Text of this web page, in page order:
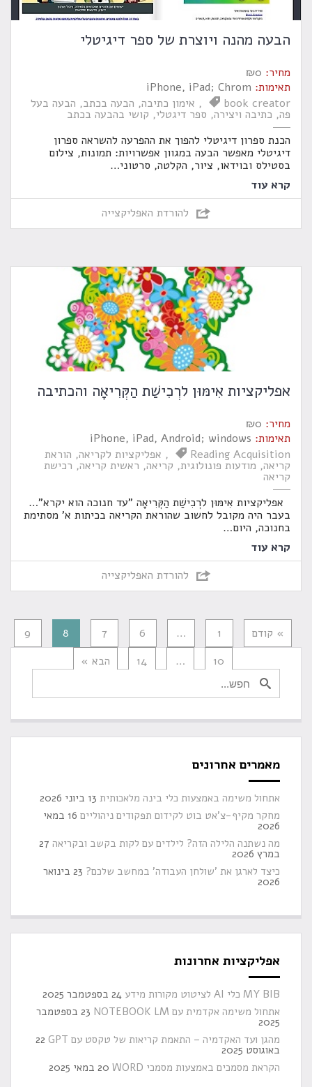
הבעה מהנה ויוצרת של ספר דיגיטלי
מחיר: ₪0
תאימות: iPhone, iPad; Chrom
book creator
אימון כתיבה הבעה בכתב הבעה בעל
פה כתיבה ויצירה ספר דיגטלי קושי בהבעה בכתב
הכנת ספרון דיגיטלי להפוך את ההפרעה להשראה ספרון
דיגיטלי מאפשר הבעה במגוון אפשרויות: תמונות, צילום
בסטילס ובוידאו, ציור, הקלטה, סרטוני…
קרא עוד
להורדת האפליקצייה
אפליקציות אִימּוּן לרְכִישַׁת הַקְּרִיאָה והכתיבה
מחיר: ₪0
תאימות: iPhone, iPad, Android; windows
Reading Acquisition
אפליקציות לקריאה הוראת
קריאה מודעות פונולוגית קריאה ראשית קריאה רכישת
קריאה
אפליקציות אִימּוּן לרְכִישַׁת הַקְּרִיאָה "עד חנוכה הוא יקרא"…
בעבר היה מקובל לחשוב שהוראת הקריאה בכיתות א' מסתימת
בחנוכה, היום…
קרא עוד
להורדת האפליקצייה
» קודם 1
…
6
7
8
9
10
…
14 הבא »
מאמרים אחרונים
אתחול משימה באמצעות כלי בינה מלאכותית 13 ביוני 2026
מחקר מקיף-צ'אט בוט לקידום תפקודים ניהוליים
16 במאי
2026
מה נשתנה הלילה הזה? לילדים עם לקות בקשב ובקריאה 27
במרץ 2026
כיצד לארגן את 'שולחן העבודה' במחשב שלכם?
23 בינואר
2026
אפליקציות אחרונות
MY BIB כלי AI לציטוט מקורות מידע
24 בספטמבר 2025
אתחול משימה אקדמית עם NOTEBOOK LM
23 בספטמבר
2025
מהגן ועד האקדמיה – התאמת קריאות של טקסט עם GPT
22
באוגוסט 2025
הקראת מסמכים באמצעות מסמכי WORD
20 במאי 2025